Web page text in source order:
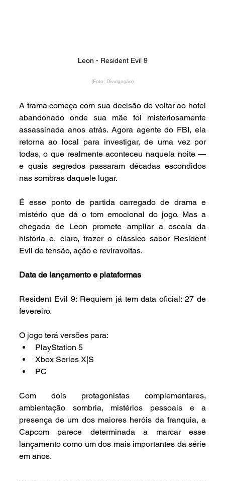
Leon - Resident Evil 9
(Foto: Divulgação)
A trama começa com sua decisão de voltar ao hotel
abandonado onde sua mãe foi misteriosamente
assassinada anos atrás. Agora agente do FBI, ela
retorna ao local para investigar, de uma vez por
todas, o que realmente aconteceu naquela noite —
e quais segredos passaram décadas escondidos
nas sombras daquele lugar.
É esse ponto de partida carregado de drama e
mistério que dá o tom emocional do jogo. Mas a
chegada de Leon promete ampliar a escala da
história e, claro, trazer o clássico sabor Resident
Evil de tensão, ação e reviravoltas.
Data de lançamento e plataformas
Resident Evil 9: Requiem já tem data oficial: 27 de
fevereiro.
O jogo terá versões para:
PlayStation 5
Xbox Series X|S
PC
Com dois protagonistas complementares,
ambientação sombria, mistérios pessoais e a
presença de um dos maiores heróis da franquia, a
Capcom parece determinada a marcar esse
lançamento como um dos mais importantes da série
em anos.